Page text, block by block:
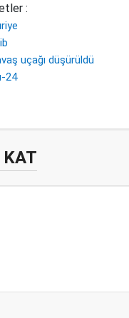
:
uçağı düşürüldü
24
KAT